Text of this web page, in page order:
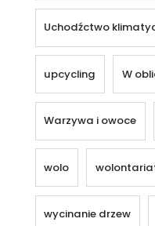
Uchodźctwo
upcycling W
Warzywa i owoce
wolo
wycinanie drzew